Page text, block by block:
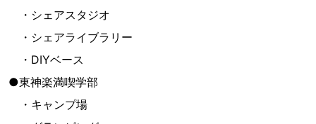
・シェアスタジオ
・シェアライブラリー
・DIYベース
●東神楽満喫学部
・キャンプ場